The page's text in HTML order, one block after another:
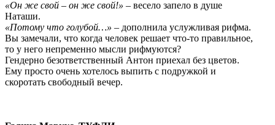
«Он же свой – он же свой!» – весело запело в душе
Наташи.
«Потому что голубой…» – дополнила услужливая рифма.
Вы замечали, что когда человек решает что-то правильное,
то у него непременно мысли рифмуются?
Гендерно безответственный Антон приехал без цветов.
Ему просто очень хотелось выпить с подружкой и
скоротать свободный вечер.